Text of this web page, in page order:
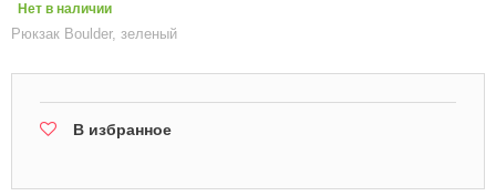
Нет в наличии
Рюкзак Boulder, зеленый
В избранное